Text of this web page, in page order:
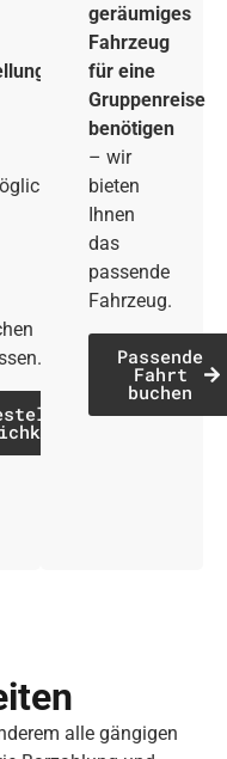
geräumiges
Fahrzeug
für eine
Gruppenreise
benötigen
– wir
bieten
Ihnen
das
passende
Fahrzeug.
Passende
Fahrt
buchen
alle gängigen